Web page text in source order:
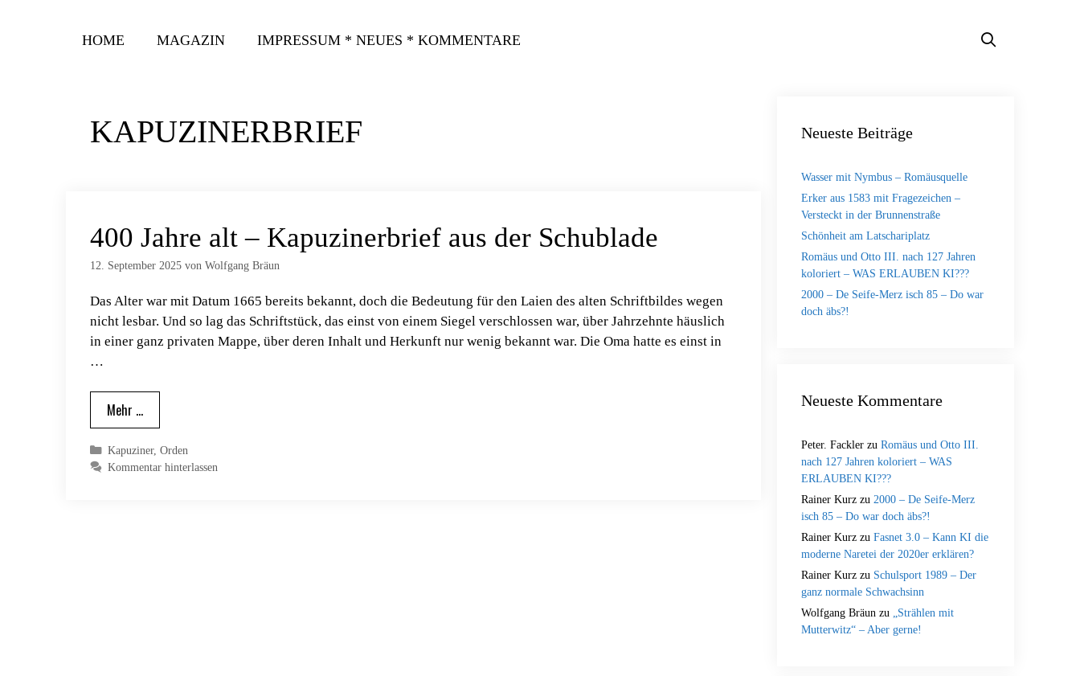
HOME MAGAZIN IMPRESSUM * NEUES * KOMMENTARE
KAPUZINERBRIEF
400 Jahre alt – Kapuzinerbrief aus der Schublade
12. September 2025 von Wolfgang Bräun
Das Alter war mit Datum 1665 bereits bekannt, doch die Bedeutung für den Laien des alten Schriftbildes wegen
nicht lesbar. Und so lag das Schriftstück, das einst von einem Siegel verschlossen war, über Jahrzehnte häuslich
in einer ganz privaten Mappe, über deren Inhalt und Herkunft nur wenig bekannt war. Die Oma hatte es einst in
…
Mehr …
Kategorien
Kapuziner, Orden
Kommentar hinterlassen
Neueste Beiträge
Wasser mit Nymbus – Romäusquelle
Erker aus 1583 mit Fragezeichen –
Versteckt in der Brunnenstraße
Schönheit am Latschariplatz
Romäus und Otto III. nach 127 Jahren
koloriert – WAS ERLAUBEN KI???
2000 – De Seife-Merz isch 85 – Do war
doch äbs?!
Neueste Kommentare
Peter. Fackler zu Romäus und Otto III.
nach 127 Jahren koloriert – WAS
ERLAUBEN KI???
Rainer Kurz zu 2000 – De Seife-Merz
isch 85 – Do war doch äbs?!
Rainer Kurz zu Fasnet 3.0 – Kann KI die
moderne Naretei der 2020er erklären?
Rainer Kurz zu Schulsport 1989 – Der
ganz normale Schwachsinn
Wolfgang Bräun zu „Strählen mit
Mutterwitz“ – Aber gerne!